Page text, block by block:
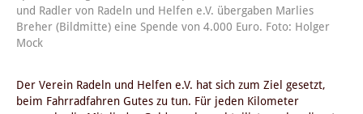
und Radler von Radeln und Helfen e.V. übergaben Marlies
Breher (Bildmitte) eine Spende von 4.000 Euro. Foto: Holger
Mock
Der Verein Radeln und Helfen e.V. hat sich zum Ziel gesetzt,
beim Fahrradfahren Gutes zu tun. Für jeden Kilometer